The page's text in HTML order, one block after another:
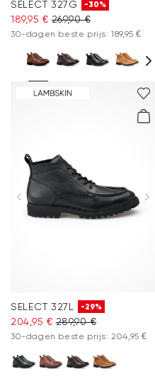
SELECT 327G -30%
189,95 € 269,90 €
30-dagen beste prijs: 189,95 €
SELECT 327L -29%
204,95 € 289,90 €
30-dagen beste prijs: 204,95 €